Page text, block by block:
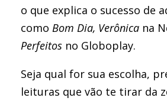
o que explica o sucesso de
como Bom Dia, Verônica na
Perfeitos no Globoplay.
Seja qual for sua escolha,
leituras que vão te tirar da